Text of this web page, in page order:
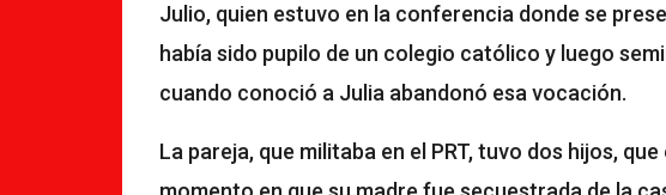
Julio, quien estuvo en la conferencia donde se
había sido pupilo de un colegio católico y luego
cuando conoció a Julia abandonó esa vocación.
La pareja, que militaba en el PRT, tuvo dos hijos,